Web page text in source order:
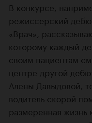
В конкурсе,
режиссерский
«Врач»,
которому каждый
своим пациентам
центре другой
Алены Давыдовой,
водитель скорой
размеренная жизнь